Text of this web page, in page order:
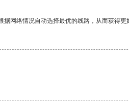
网络情况自动选择最优的线路，从而获得更